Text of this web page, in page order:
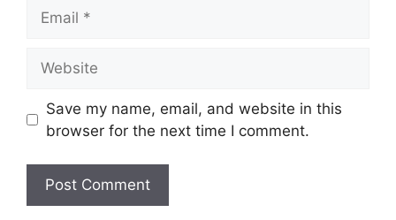
Save my name, email, and website in this
browser for the next time I comment.